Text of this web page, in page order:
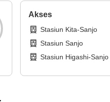
Akses
Stasiun Kita-Sanjo
Stasiun Sanjo
Stasiun Higashi-Sanjo